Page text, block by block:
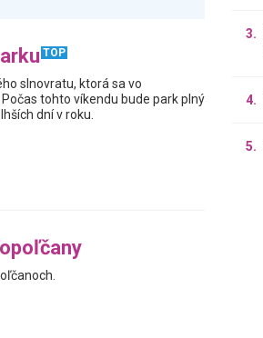
TOP
slnovratu, ktorá sa vo
tohto víkendu bude park plný
dní v roku.
3.
4.
5.